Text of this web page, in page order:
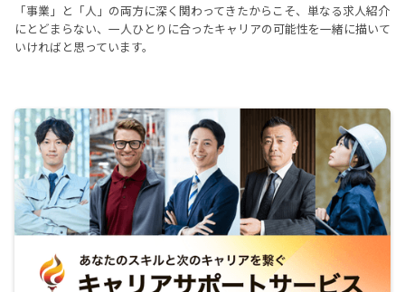
「事業」と「人」の両方に深く関わってきたからこそ、単なる求人紹介
にとどまらない、一人ひとりに合ったキャリアの可能性を一緒に描いて
いければと思っています。